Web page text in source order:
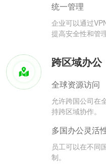
统一管理
企业可以通过
提高安全性和管
跨区域办公
全球资源访问
允许跨国公司在
持跨区域协作。
多国办公灵活
员工可以在不同
制。